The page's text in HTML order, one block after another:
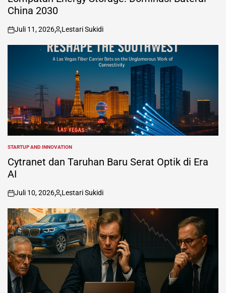
China 2030
on
Juli 11, 2026
Posted
by
Lestari Sukidi
POSTED
IN
STARTUP AND INNOVATION
Cytranet dan Taruhan Baru Serat Optik di Era
AI
on
Juli 10, 2026
Posted
by
Lestari Sukidi